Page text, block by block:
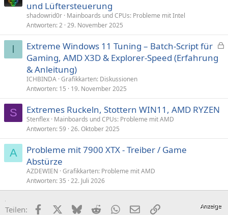
und Lüftersteuerung
shadowrid0r Mainboards und CPUs: Probleme mit Intel
Antworten 2 29. November 2025
I
r
Extreme Windows 11 Tuning – Batch-Script für
Gaming, AMD X3D & Explorer-Speed (Erfahrung
& Anleitung)
ICHBINDA Grafikkarten: Diskussionen
Antworten 15 19. November 2025
S Extremes Ruckeln, Stottern WIN11, AMD RYZEN
Stenflex Mainboards und CPUs: Probleme mit AMD
Antworten 59 26. Oktober 2025
A
Probleme mit 7900 XTX - Treiber / Game
Abstürze
AZDEWIEN Grafikkarten: Probleme mit AMD
Antworten 35 22. Juli 2026
Teilen: FacebookX (Twitter)
BlueskyRedditWhatsApp
E-MailLink